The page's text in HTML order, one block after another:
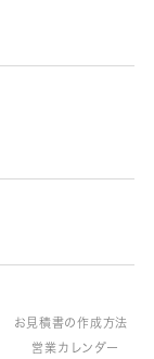
お見積書の作成方法
営業カレンダー